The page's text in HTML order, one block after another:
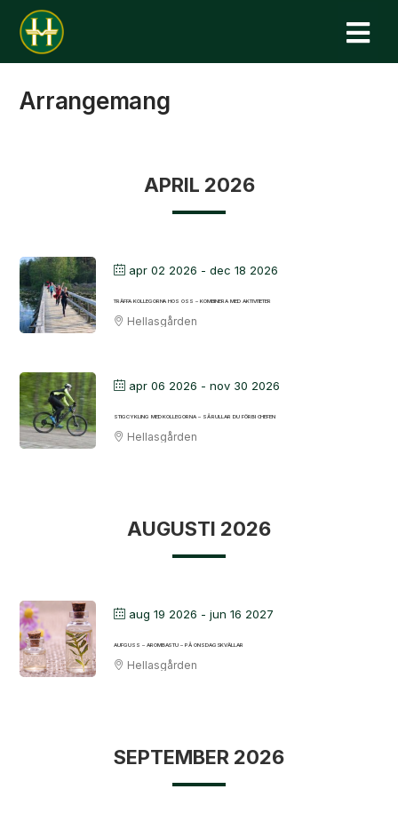
Arrangemang
APRIL 2026
apr 02 2026 - dec 18 2026
TRÄFFA KOLLEGORNA HOS OSS – KOMBINERA MED AKTIVITETER
Hellasgården
apr 06 2026 - nov 30 2026
STIGCYKLING MED KOLLEGORNA – SÅ RULLAR DU FÖRBI CHEFEN
Hellasgården
AUGUSTI 2026
aug 19 2026 - jun 16 2027
AUFGUSS – AROMBASTU – PÅ ONSDAGSKVÄLLAR
Hellasgården
SEPTEMBER 2026